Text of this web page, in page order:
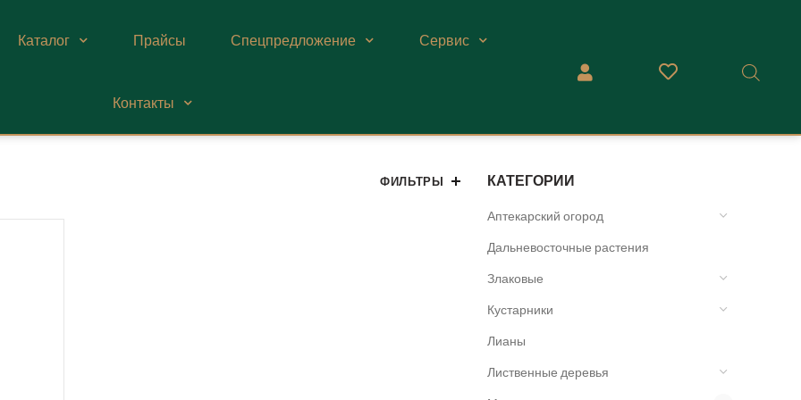
Каталог Прайсы Спецпредложение Сервис
Контакты
КАТЕГОРИИ
Аптекарский огород
Дальневосточные растения
Злаковые
Кустарники
Лианы
Лиственные деревья
ФИЛЬТРЫ